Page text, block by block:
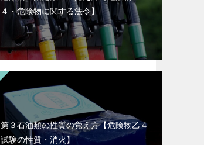
４・危険物に関する法令】
第３石油類の性質の覚え方【危険物乙４
試験の性質・消火】